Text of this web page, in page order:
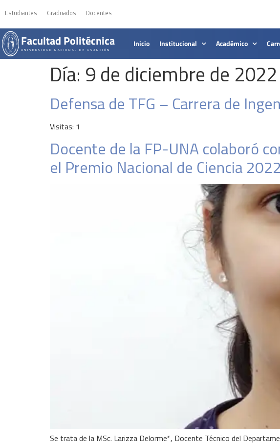
Estudiantes Graduados Docentes
Facultad Politécnica
UNIVERSIDAD NACIONAL DE ASUNCIÓN
Inicio Institucional Académico
Día: 9 de diciembre de 2022
Defensa de TFG – Carrera de
Visitas: 1
Docente de la FP-UNA colaboró
el Premio Nacional de Ciencia 2022
Se trata de la MSc. Larizza Delorme*, Docente Técnico del